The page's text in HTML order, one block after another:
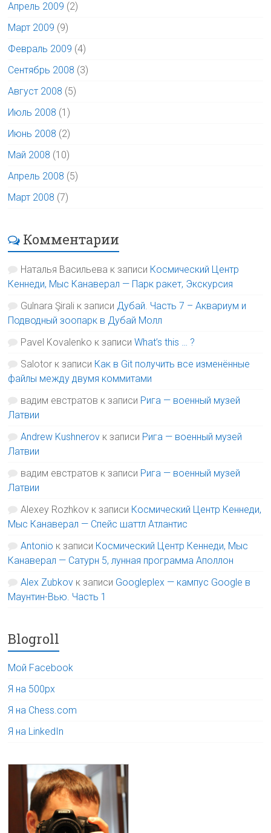
Апрель 2009 (2)
Март 2009 (9)
Февраль 2009 (4)
Сентябрь 2008 (3)
Август 2008 (5)
Июль 2008 (1)
Июнь 2008 (2)
Май 2008 (10)
Апрель 2008 (5)
Март 2008 (7)
Комментарии
Наталья Васильева к записи Космический Центр
Кеннеди, Мыс Канаверал — Парк ракет, Экскурсия
Gulnara Şirali к записи Дубай. Часть 7 – Аквариум и
Подводный зоопарк в Дубай Молл
Pavel Kovalenko к записиWhat’s this … ?
Salotor к записи Как в Git получить все изменённые
файлы между двумя коммитами
вадим евстратов к записи Рига — военный музей
Латвии
Andrew Kushnerov к записи Рига — военный музей
Латвии
вадим евстратов к записи Рига — военный музей
Латвии
Alexey Rozhkov к записи Космический Центр Кеннеди,
Мыс Канаверал — Спейс шаттл Атлантис
Antonio к записи Космический Центр Кеннеди, Мыс
Канаверал — Сатурн 5, лунная программа Аполлон
Alex Zubkov к записи Googleplex — кампус Google в
Маунтин-Вью. Часть 1
Blogroll
Мой Facebook
Я на 500px
Я на Chess.com
Я на LinkedIn